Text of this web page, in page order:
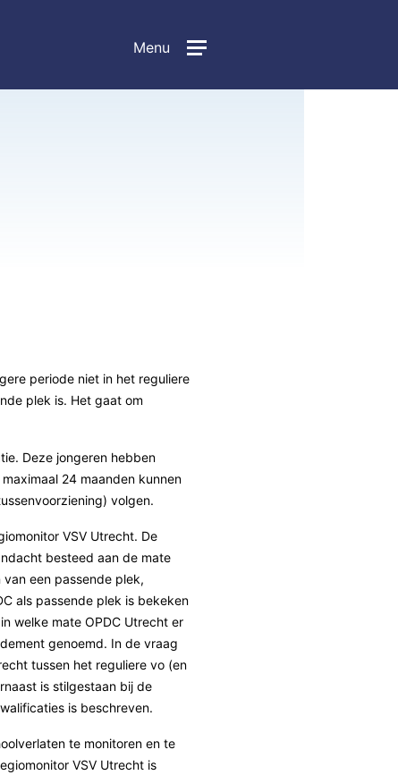
Menu
periode niet in het reguliere
plek is. Het gaat om
Deze jongeren hebben
24 maanden kunnen
volgen.
VSV Utrecht. De
besteed aan de mate
een passende plek,
als passende plek is bekeken
welke mate OPDC Utrecht er
genoemd. In de vraag
tussen het reguliere vo (en
is stilgestaan bij de
is beschreven.
te monitoren en te
VSV Utrecht is